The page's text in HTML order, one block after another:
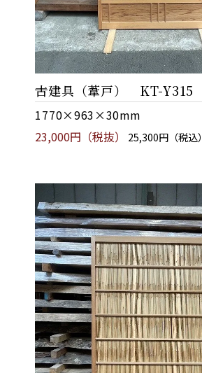
古建具（葦戸） KT-Y315
1770×963×30mm
23,000円（税抜）
25,300円（税込）